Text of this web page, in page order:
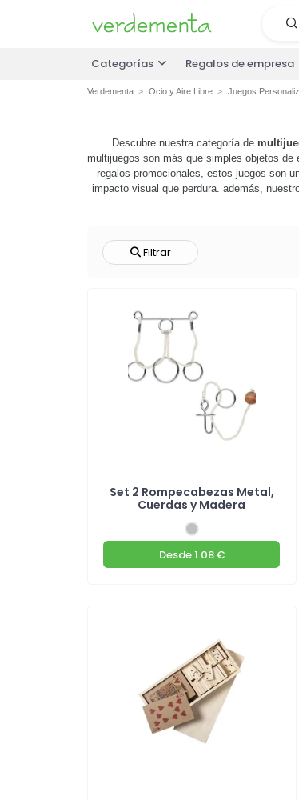
Categorías Regalos de empresa
Verdementa Ocio y Aire Libre Juegos
Descubre nuestra categoría de
multijuegos son más que simples objetos
regalos promocionales, estos juegos son
impacto visual que perdura. además,
objetivo, nuestros multijuegos son una
Filtrar
Set 2 Rompecabezas Metal,
Cuerdas y Madera
Desde1.08 €